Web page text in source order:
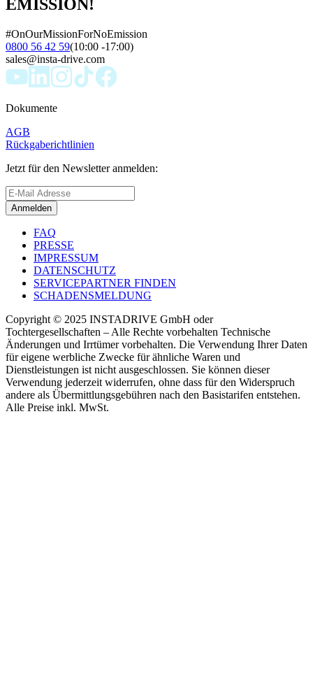
EMISSION!
#OnOurMissionForNoEmission
0800 56 42 59(10:00 -17:00)
sales@insta-drive.com
Dokumente
AGB
Rückgaberichtlinien
Jetzt für den Newsletter anmelden:
Anmelden
FAQ
PRESSE
IMPRESSUM
DATENSCHUTZ
SERVICEPARTNER FINDEN
SCHADENSMELDUNG
Copyright © 2025 INSTADRIVE GmbH oder
Tochtergesellschaften – Alle Rechte vorbehalten Technische
Änderungen und Irrtümer vorbehalten. Die Verwendung Ihrer Daten
für eigene werbliche Zwecke für ähnliche Waren und
Dienstleistungen ist nicht ausgeschlossen. Sie können dieser
Verwendung jederzeit widerrufen, ohne dass für den Widerspruch
andere als Übermittlungsgebühren nach den Basistarifen entstehen.
Alle Preise inkl. MwSt.